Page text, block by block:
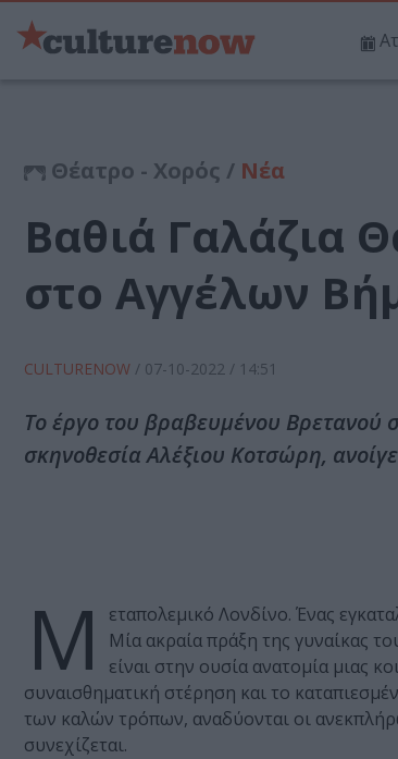
Θέατρο - Χορός / Νέα
Βαθιά Γαλάζια
στο Αγγέλων
CULTURENOW / 07-10-2022 / 14:51
Το έργο του βραβευμένου Βρετανού
σκηνοθεσία Αλέξιου Κοτσώρη,
Μ
εταπολεμικό Λονδίνο. Ένας
Μία ακραία πράξη της γυναίκας
είναι στην ουσία ανατομία μιας
συναισθηματική στέρηση και το
των καλών τρόπων, αναδύονται οι
συνεχίζεται.